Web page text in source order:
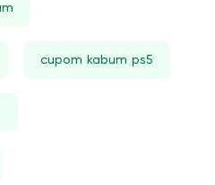
cupom kabum ps5